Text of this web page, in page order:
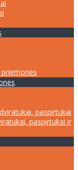
paspirtukai
paspirtukai ir